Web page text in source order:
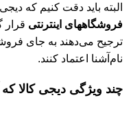
البته باید دقت کنیم که
فروشگاههای اینترنتی قرار
ترجیح می‌دهند به جای
نام‌آشنا اعتماد کنند.
چند ویژگی دیجی کالا